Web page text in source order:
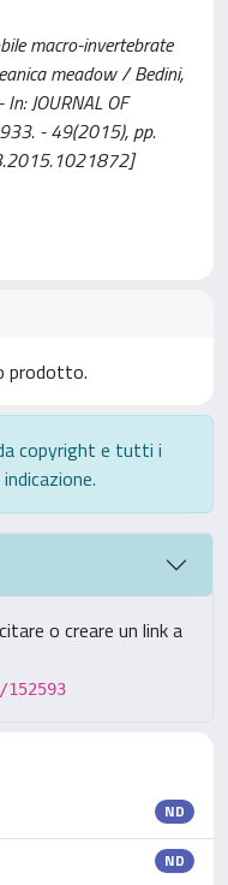
macro-invertebrate
meadow / Bedini,
JOURNAL OF
- 49(2015), pp.
prodotto.
copyright e tutti i
o creare un link a
ND
ND